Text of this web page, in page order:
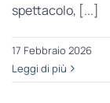
spettacolo, [...]
17 Febbraio 2026
Leggi di più